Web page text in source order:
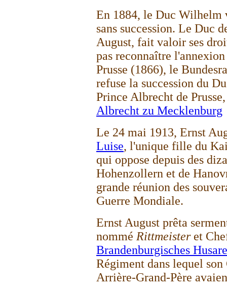
En 1884, le Duc Wilhelm
sans succession. Le Duc
August, fait valoir ses
pas reconnaître
Prusse (1866), le
refuse la succession du
Prince Albrecht de
Albrecht zu Mecklenburg
Le 24 mai 1913, Ernst
Luise, l'unique fille du
qui oppose depuis des
Hohenzollern et de
grande réunion des
Guerre Mondiale.
Ernst August prêta
nommé Rittmeisteret
Brandenburgisches
Régiment dans lequel
Arrière-Grand-Père